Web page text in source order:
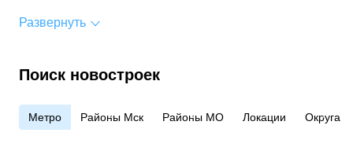
Развернуть
Поиск новостроек
Метро Районы Мск Районы МО Локации Округа